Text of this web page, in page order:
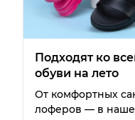
Подходят ко
обуви на лето
От комфортных
лоферов — в